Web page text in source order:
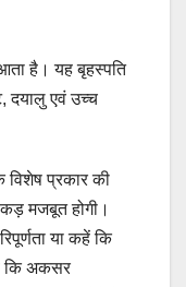
है। यह बृहस्पति
दयालु एवं उच्च
विशेष प्रकार की
मजबूत होगी।
या कहें कि
कि अकसर